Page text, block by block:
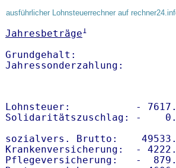
ausführlicher Lohnsteuerrechner auf
Jahresbeträge1
Grundgehalt:
Lohnsteuer:           -
Solidaritätszuschlag: -
sozialvers. Brutto:
Krankenversicherung:  -
Pflegeversicherung:   -